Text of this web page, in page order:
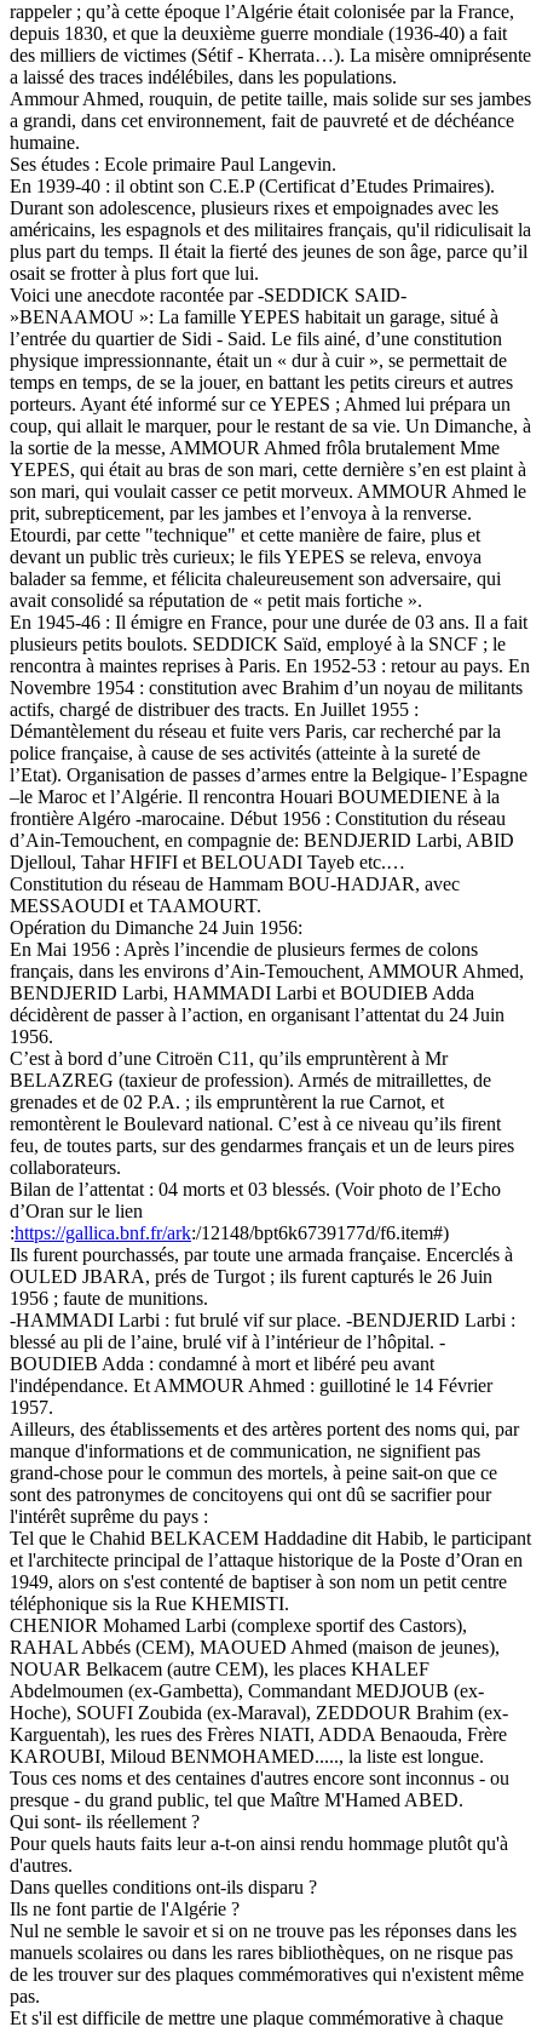
rappeler ; qu’à cette époque l’Algérie était colonisée par la France,
depuis 1830, et que la deuxième guerre mondiale (1936-40) a fait
des milliers de victimes (Sétif - Kherrata…). La misère omniprésente
a laissé des traces indélébiles, dans les populations.
Ammour Ahmed, rouquin, de petite taille, mais solide sur ses jambes
a grandi, dans cet environnement, fait de pauvreté et de déchéance
humaine.
Ses études : Ecole primaire Paul Langevin.
En 1939-40 : il obtint son C.E.P (Certificat d’Etudes Primaires).
Durant son adolescence, plusieurs rixes et empoignades avec les
américains, les espagnols et des militaires français, qu'il ridiculisait la
plus part du temps. Il était la fierté des jeunes de son âge, parce qu’il
osait se frotter à plus fort que lui.
Voici une anecdote racontée par -SEDDICK SAID-
»BENAAMOU »: La famille YEPES habitait un garage, situé à
l’entrée du quartier de Sidi - Said. Le fils ainé, d’une constitution
physique impressionnante, était un « dur à cuir », se permettait de
temps en temps, de se la jouer, en battant les petits cireurs et autres
porteurs. Ayant été informé sur ce YEPES ; Ahmed lui prépara un
coup, qui allait le marquer, pour le restant de sa vie. Un Dimanche, à
la sortie de la messe, AMMOUR Ahmed frôla brutalement Mme
YEPES, qui était au bras de son mari, cette dernière s’en est plaint à
son mari, qui voulait casser ce petit morveux. AMMOUR Ahmed le
prit, subrepticement, par les jambes et l’envoya à la renverse.
Etourdi, par cette "technique" et cette manière de faire, plus et
devant un public très curieux; le fils YEPES se releva, envoya
balader sa femme, et félicita chaleureusement son adversaire, qui
avait consolidé sa réputation de « petit mais fortiche ».
En 1945-46 : Il émigre en France, pour une durée de 03 ans. Il a fait
plusieurs petits boulots. SEDDICK Saïd, employé à la SNCF ; le
rencontra à maintes reprises à Paris. En 1952-53 : retour au pays. En
Novembre 1954 : constitution avec Brahim d’un noyau de militants
actifs, chargé de distribuer des tracts. En Juillet 1955 :
Démantèlement du réseau et fuite vers Paris, car recherché par la
police française, à cause de ses activités (atteinte à la sureté de
l’Etat). Organisation de passes d’armes entre la Belgique- l’Espagne
–le Maroc et l’Algérie. Il rencontra Houari BOUMEDIENE à la
frontière Algéro -marocaine. Début 1956 : Constitution du réseau
d’Ain-Temouchent, en compagnie de: BENDJERID Larbi, ABID
Djelloul, Tahar HFIFI et BELOUADI Tayeb etc.…
Constitution du réseau de Hammam BOU-HADJAR, avec
MESSAOUDI et TAAMOURT.
Opération du Dimanche 24 Juin 1956:
En Mai 1956 : Après l’incendie de plusieurs fermes de colons
français, dans les environs d’Ain-Temouchent, AMMOUR Ahmed,
BENDJERID Larbi, HAMMADI Larbi et BOUDIEB Adda
décidèrent de passer à l’action, en organisant l’attentat du 24 Juin
1956.
C’est à bord d’une Citroën C11, qu’ils empruntèrent à Mr
BELAZREG (taxieur de profession). Armés de mitraillettes, de
grenades et de 02 P.A. ; ils empruntèrent la rue Carnot, et
remontèrent le Boulevard national. C’est à ce niveau qu’ils firent
feu, de toutes parts, sur des gendarmes français et un de leurs pires
collaborateurs.
Bilan de l’attentat : 04 morts et 03 blessés. (Voir photo de l’Echo
d’Oran sur le lien
:https://gallica.bnf.fr/ark:/12148/bpt6k6739177d/f6.item#)
Ils furent pourchassés, par toute une armada française. Encerclés à
OULED JBARA, prés de Turgot ; ils furent capturés le 26 Juin
1956 ; faute de munitions.
-HAMMADI Larbi : fut brulé vif sur place. -BENDJERID Larbi :
blessé au pli de l’aine, brulé vif à l’intérieur de l’hôpital. -
BOUDIEB Adda : condamné à mort et libéré peu avant
l'indépendance. Et AMMOUR Ahmed : guillotiné le 14 Février
1957.
Ailleurs, des établissements et des artères portent des noms qui, par
manque d'informations et de communication, ne signifient pas
grand-chose pour le commun des mortels, à peine sait-on que ce
sont des patronymes de concitoyens qui ont dû se sacrifier pour
l'intérêt suprême du pays :
Tel que le Chahid BELKACEM Haddadine dit Habib, le participant
et l'architecte principal de l’attaque historique de la Poste d’Oran en
1949, alors on s'est contenté de baptiser à son nom un petit centre
téléphonique sis la Rue KHEMISTI.
CHENIOR Mohamed Larbi (complexe sportif des Castors),
RAHAL Abbés (CEM), MAOUED Ahmed (maison de jeunes),
NOUAR Belkacem (autre CEM), les places KHALEF
Abdelmoumen (ex-Gambetta), Commandant MEDJOUB (ex-
Hoche), SOUFI Zoubida (ex-Maraval), ZEDDOUR Brahim (ex-
Karguentah), les rues des Frères NIATI, ADDA Benaouda, Frère
KAROUBI, Miloud BENMOHAMED....., la liste est longue.
Tous ces noms et des centaines d'autres encore sont inconnus - ou
presque - du grand public, tel que Maître M'Hamed ABED.
Qui sont- ils réellement ?
Pour quels hauts faits leur a-t-on ainsi rendu hommage plutôt qu'à
d'autres.
Dans quelles conditions ont-ils disparu ?
Ils ne font partie de l'Algérie ?
Nul ne semble le savoir et si on ne trouve pas les réponses dans les
manuels scolaires ou dans les rares bibliothèques, on ne risque pas
de les trouver sur des plaques commémoratives qui n'existent même
pas.
Et s'il est difficile de mettre une plaque commémorative à chaque